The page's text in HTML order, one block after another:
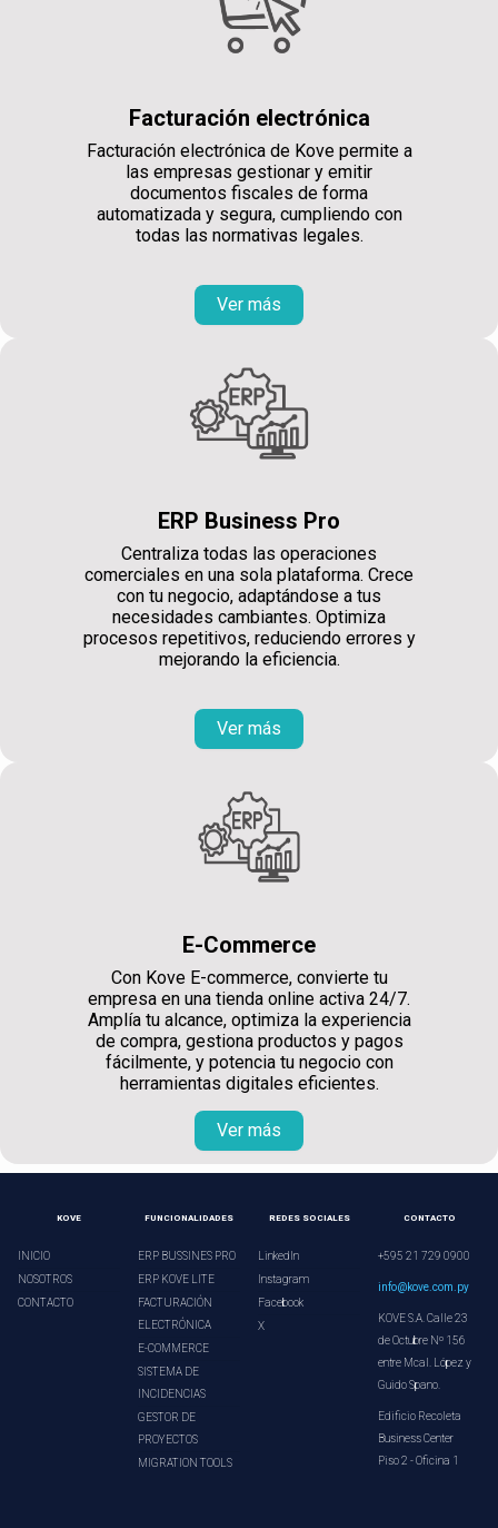
Facturación electrónica
Facturación electrónica de Kove permite a
las empresas gestionar y emitir
documentos fiscales de forma
automatizada y segura, cumpliendo con
todas las normativas legales.
Ver más
ERP Business Pro
Centraliza todas las operaciones
comerciales en una sola plataforma. Crece
con tu negocio, adaptándose a tus
necesidades cambiantes. Optimiza
procesos repetitivos, reduciendo errores y
mejorando la eficiencia.
Ver más
E-Commerce
Con Kove E-commerce, convierte tu
empresa en una tienda online activa 24/7.
Amplía tu alcance, optimiza la experiencia
de compra, gestiona productos y pagos
fácilmente, y potencia tu negocio con
herramientas digitales eficientes.
Ver más
KOVE
INICIO
NOSOTROS
CONTACTO
FUNCIONALIDADES
ERP BUSSINES PRO
ERP KOVE LITE
FACTURACIÓN
ELECTRÓNICA
E-COMMERCE
SISTEMA DE
INCIDENCIAS
GESTOR DE
PROYECTOS
MIGRATION TOOLS
REDES SOCIALES
LinkedIn
Instagram
Facebook
X
CONTACTO
+595 21 729 0900
info@kove.com.py
KOVE S.A. Calle 23
de Octubre Nº 156
entre Mcal. López y
Guido Spano.
Edificio Recoleta
Business Center
Piso 2 - Oficina 1